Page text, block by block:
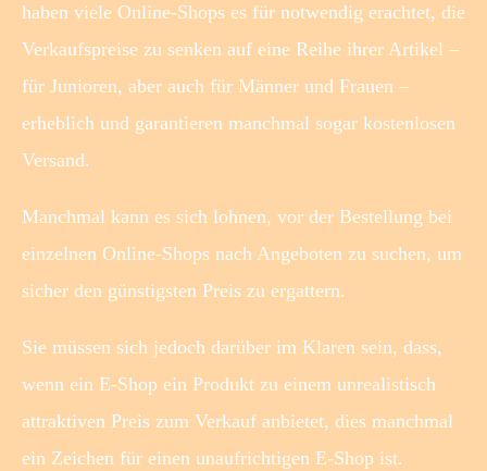
haben viele Online-Shops es für notwendig erachtet, die
Verkaufspreise zu senken auf eine Reihe ihrer Artikel –
für Junioren, aber auch für Männer und Frauen –
erheblich und garantieren manchmal sogar kostenlosen
Versand.
Manchmal kann es sich lohnen, vor der Bestellung bei
einzelnen Online-Shops nach Angeboten zu suchen, um
sicher den günstigsten Preis zu ergattern.
Sie müssen sich jedoch darüber im Klaren sein, dass,
wenn ein E-Shop ein Produkt zu einem unrealistisch
attraktiven Preis zum Verkauf anbietet, dies manchmal
ein Zeichen für einen unaufrichtigen E-Shop ist.